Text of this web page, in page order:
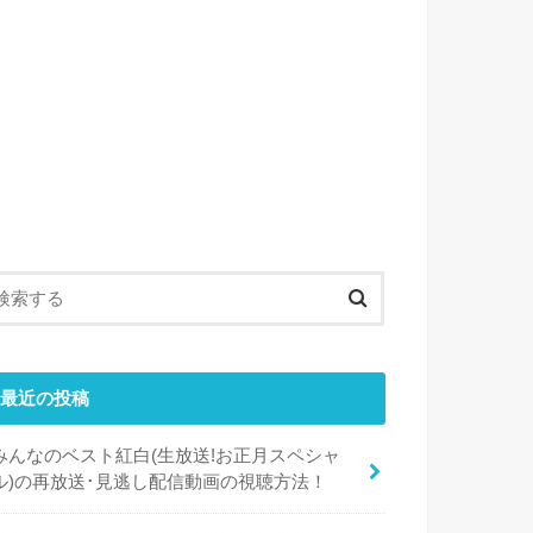
最近の投稿
んなのベスト紅白(生放送!お正月スペシャ
)の再放送･見逃し配信動画の視聴方法！